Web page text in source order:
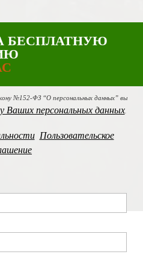
БЕСПЛАТНУЮ
№152-ФЗ “О персональных данных” вы
Ваших персональных данных.
Пользовательское